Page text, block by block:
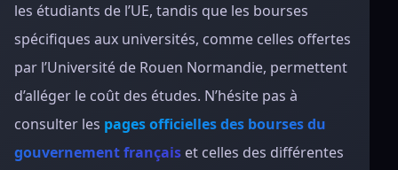
les étudiants de l’UE, tandis que les bourses
spécifiques aux universités, comme celles offertes
par l’Université de Rouen Normandie, permettent
d’alléger le coût des études. N’hésite pas à
consulter les pages officielles des bourses du
gouvernement français et celles des différentes